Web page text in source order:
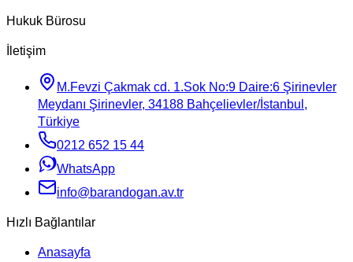
Hukuk Bürosu
İletişim
M.Fevzi Çakmak cd. 1.Sok No:9 Daire:6 Şirinevler
Meydanı Şirinevler, 34188 Bahçelievler/İstanbul,
Türkiye
0212 652 15 44
WhatsApp
info@barandogan.av.tr
Hızlı Bağlantılar
Anasayfa